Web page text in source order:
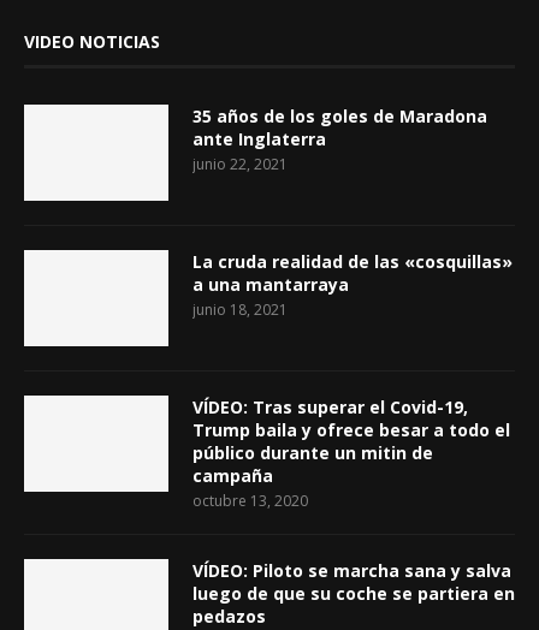
VIDEO NOTICIAS
35 años de los goles de Maradona
ante Inglaterra
junio 22, 2021
La cruda realidad de las «cosquillas»
a una mantarraya
junio 18, 2021
VÍDEO: Tras superar el Covid-19,
Trump baila y ofrece besar a todo el
público durante un mitin de
campaña
octubre 13, 2020
VÍDEO: Piloto se marcha sana y salva
luego de que su coche se partiera en
pedazos